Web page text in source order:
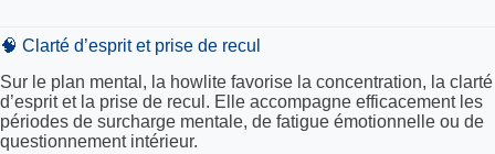
🧠 Clarté d’esprit et prise de recul
Sur le plan mental, la howlite favorise la concentration, la clarté
d’esprit et la prise de recul. Elle accompagne efficacement les
périodes de surcharge mentale, de fatigue émotionnelle ou de
questionnement intérieur.